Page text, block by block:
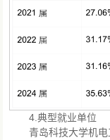
4.典型就业单位
青岛科技大学机